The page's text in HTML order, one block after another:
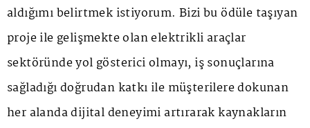
aldığımı belirtmek istiyorum. Bizi bu ödüle taşıyan
proje ile gelişmekte olan elektrikli araçlar
sektöründe yol gösterici olmayı, iş sonuçlarına
sağladığı doğrudan katkı ile müşterilere dokunan
her alanda dijital deneyimi artırarak kaynakların